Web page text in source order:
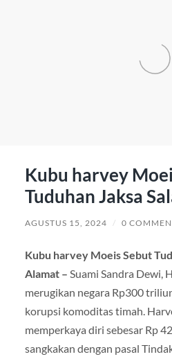
Kubu harvey
Tuduhan Jaksa
AGUSTUS 15, 2024 / 0
Kubu harvey Moeis Sebut
Alamat – Suami Sandra Dewi,
merugikan negara Rp300
korupsi komoditas timah.
memperkaya diri sebesar Rp
sangkakan dengan pasal